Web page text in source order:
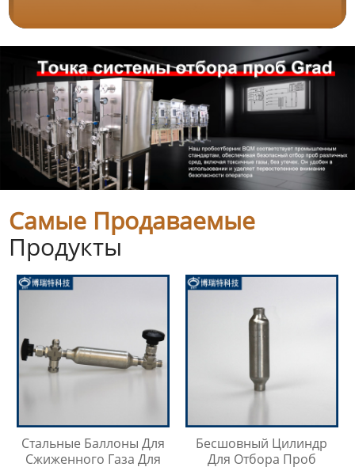
Самые Продаваемые
Продукты
Стальные Баллоны Для
Сжиженного Газа Для
Бесшовный Цилиндр
Для Отбора Проб